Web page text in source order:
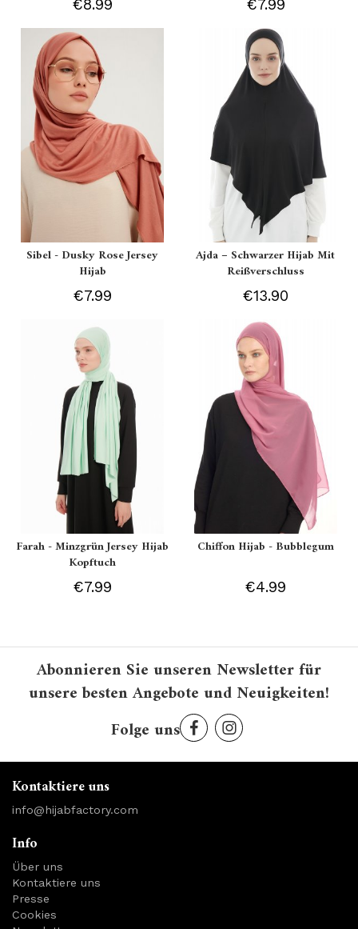
€8.99 €7.99
Sibel - Dusky Rose Jersey
Hijab
€7.99
Ajda – Schwarzer Hijab Mit
Reißverschluss
€13.90
Farah - Minzgrün Jersey Hijab
Kopftuch
€7.99
Chiffon Hijab - Bubblegum
€4.99
Abonnieren Sie unseren Newsletter für
unsere besten Angebote und Neuigkeiten!
Folge uns
Kontaktiere uns
info@hijabfactory.com
Info
Über uns
Kontaktiere uns
Presse
Cookies